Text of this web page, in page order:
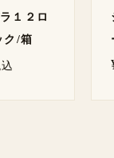
１２ロ
ク/箱